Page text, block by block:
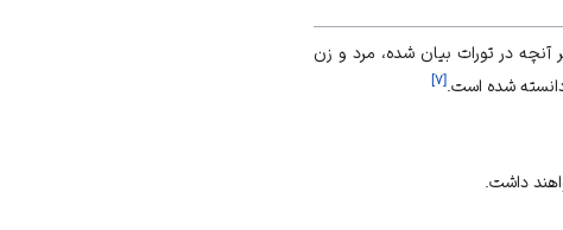
در تورات بیان شده، مرد و زن
دانسته شده است.[۷]
داشت.